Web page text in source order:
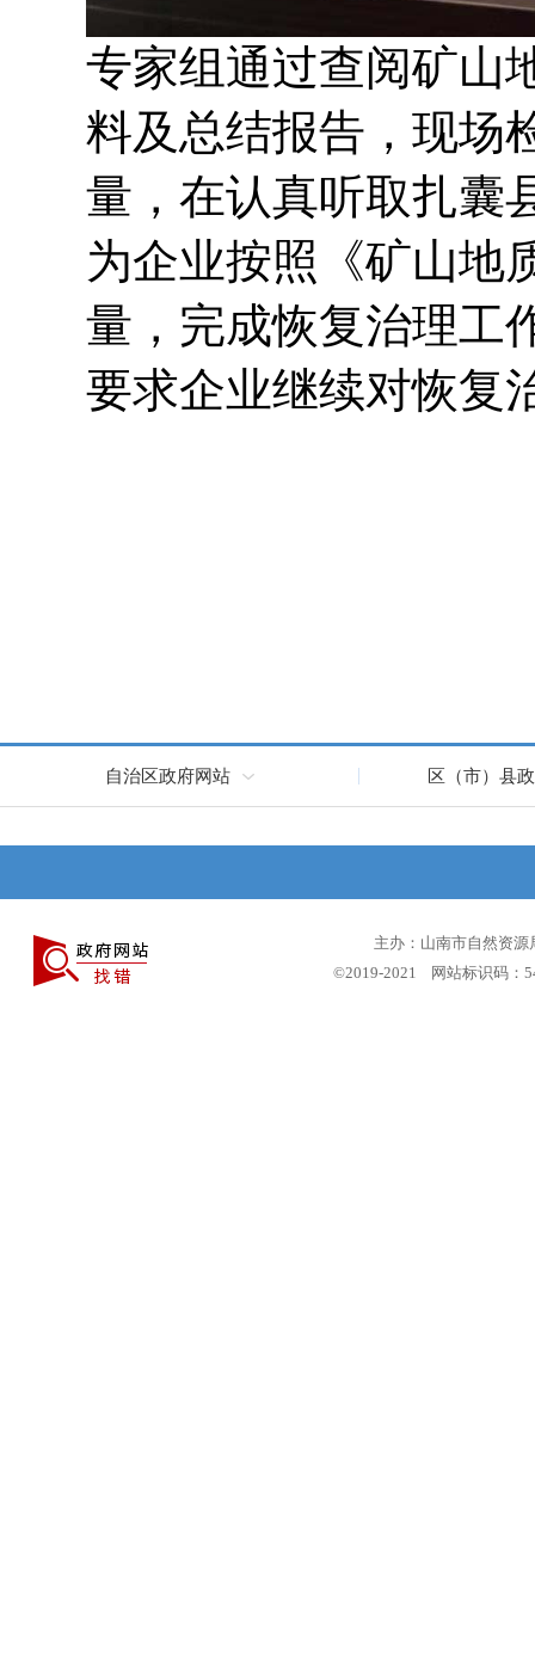
专家组通过查阅矿山
料及总结报告，现场
量 ，在认真听取扎
为企业按照 《矿山
量，完成恢复治理工
要求企业继续对恢复
自治区政府网站 区（市）县
主办：山南市自然资
©2019-2021 网站标识码：